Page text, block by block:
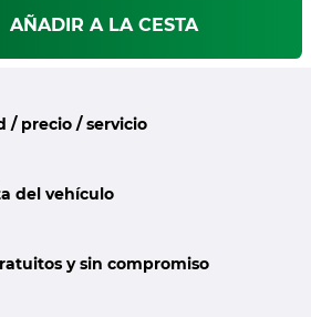
AÑADIR A LA CESTA
/ precio / servicio
del vehículo
y sin compromiso